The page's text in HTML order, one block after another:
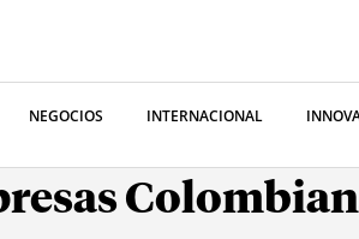
NEGOCIOS INTERNACIONAL